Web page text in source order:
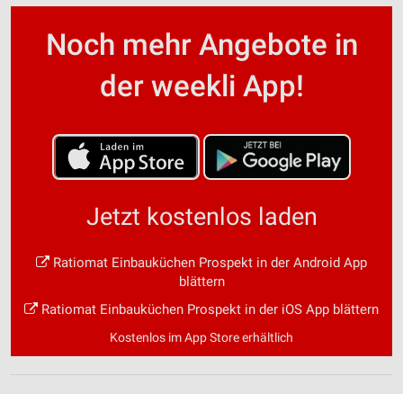
Noch mehr Angebote in
der weekli App!
Jetzt kostenlos laden
Ratiomat Einbauküchen Prospekt in der Android App
blättern
Ratiomat Einbauküchen Prospekt in der iOS App blättern
Kostenlos im App Store erhältlich